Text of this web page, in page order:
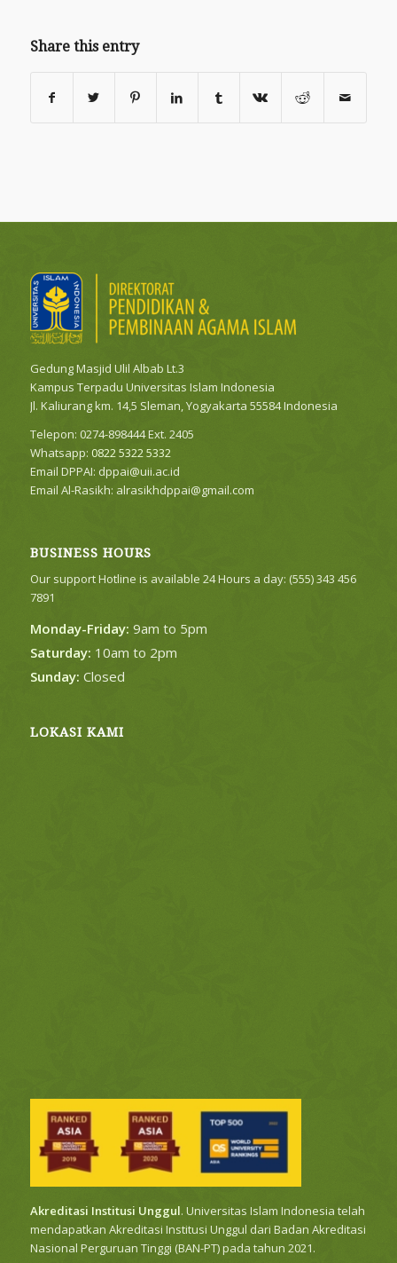
Share this entry
Gedung Masjid Ulil Albab Lt.3
Kampus Terpadu Universitas Islam Indonesia
Jl. Kaliurang km. 14,5 Sleman, Yogyakarta 55584 Indonesia
Telepon: 0274-898444 Ext. 2405
Whatsapp: 0822 5322 5332
Email DPPAI: dppai@uii.ac.id
Email Al-Rasikh: alrasikhdppai@gmail.com
BUSINESS HOURS
Our support Hotline is available 24 Hours a day: (555) 343 456
7891
Monday-Friday: 9am to 5pm
Saturday: 10am to 2pm
Sunday: Closed
LOKASI KAMI
Akreditasi Institusi Unggul. Universitas Islam Indonesia telah
mendapatkan Akreditasi Institusi Unggul dari Badan Akreditasi
Nasional Perguruan Tinggi (BAN-PT) pada tahun 2021.